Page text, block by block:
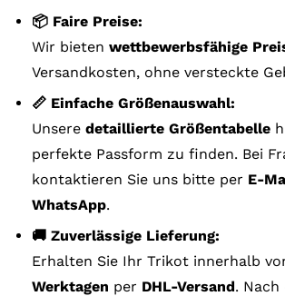
📦 Faire Preise:
Wir bieten wettbewerbsfähige
Versandkosten, ohne versteckte
📏 Einfache Größenauswahl:
Unsere detaillierte Größentabelle
perfekte Passform zu finden. Bei
kontaktieren Sie uns bitte per E-
WhatsApp.
🚚 Zuverlässige Lieferung:
Erhalten Sie Ihr Trikot innerhalb
Werktagen per DHL-Versand. Nach